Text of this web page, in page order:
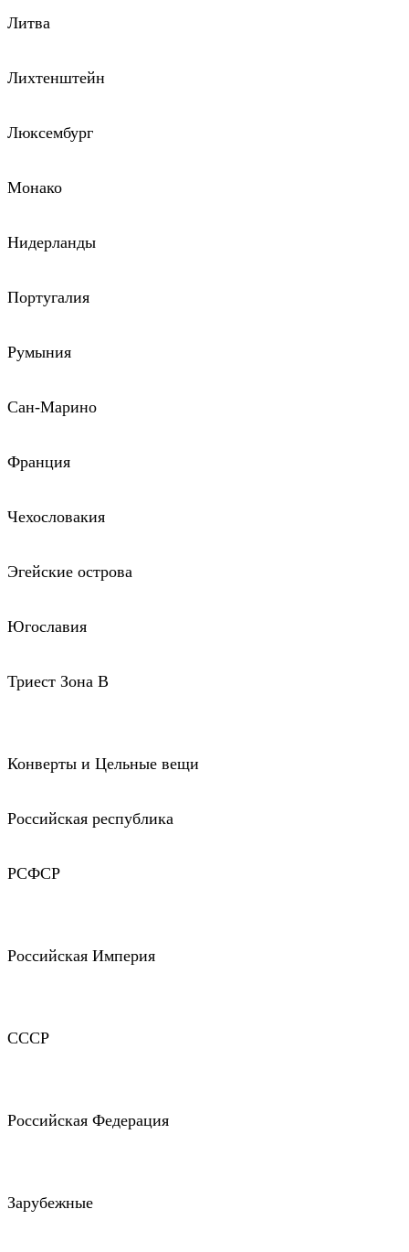
Литва
Лихтенштейн
Люксембург
Монако
Нидерланды
Португалия
Румыния
Сан-Марино
Франция
Чехословакия
Эгейские острова
Югославия
Триест Зона В
Конверты и Цельные вещи
Российская республика
РСФСР
Российская Империя
СССР
Российская Федерация
Зарубежные